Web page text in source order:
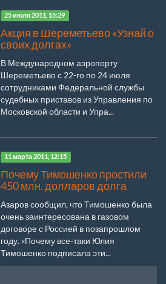
25 июля 2011, 15:29
Акция в Шереметьево «Узнай о
своих долгах»
В Международном аэропорту
Шереметьево с 22-го по 24 июля
сотрудниками Федеральной службы
судебных приставов из Управления по
Московской области и Упра...
11 марта 2011, 12:15
Почему Тимошенко простили
450 млн. долларов долга
Азаров сообщил, что Тимошенко была
очень заинтересована в газовом
договоре с Россией в позапрошлом
году. «Почему все-таки Юлия
Тимошенко подписала эти...